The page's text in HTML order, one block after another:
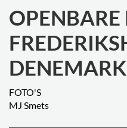
FOTO'S
MJ Smets